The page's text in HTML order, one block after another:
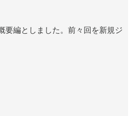
要編としました。前々回を新規ジ